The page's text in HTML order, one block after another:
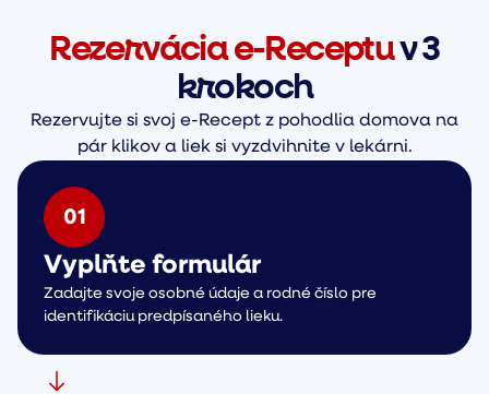
Rezervácia e-Receptuv 3
krokoch
Rezervujte si svoj e-Recept z pohodlia domova na
pár klikov a liek si vyzdvihnite v lekárni.
01
Vyplňte formulár
Zadajte svoje osobné údaje a rodné číslo pre
identifikáciu predpísaného lieku.